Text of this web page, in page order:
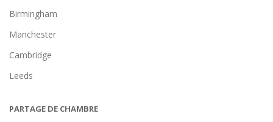
Birmingham
Manchester
Cambridge
Leeds
PARTAGE DE CHAMBRE